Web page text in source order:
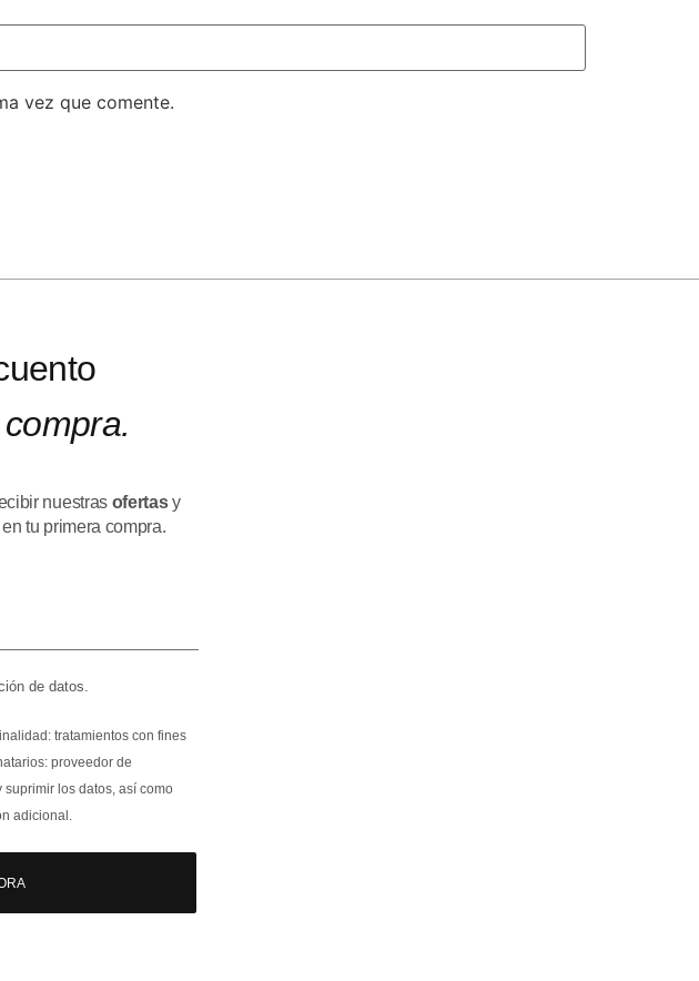
vez que comente.
nuestras ofertasy
tu primera compra.
de datos.
tratamientos con fines
proveedor de
suprimir los datos, así como
adicional.